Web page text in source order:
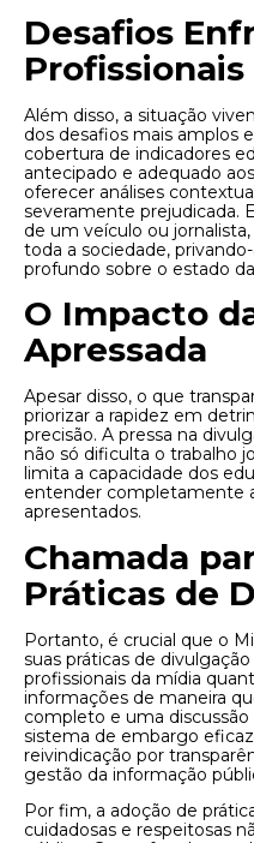
Desafios
Além disso, a situação
dos desafios mais amplos
cobertura de indicadores
antecipado e adequado
oferecer análises
severamente prejudicada.
de um veículo ou
toda a sociedade,
profundo sobre o estado
O Impacto
Apressada
Apesar disso, o que
priorizar a rapidez em
precisão. A pressa na
não só dificulta o trabalho
limita a capacidade dos
entender completamente
apresentados.
Chamada
Práticas de
Portanto, é crucial que o
suas práticas de
profissionais da mídia
informações de maneira
completo e uma
sistema de embargo
reivindicação por
gestão da informação
Por fim, a adoção de
cuidadosas e respeitosas